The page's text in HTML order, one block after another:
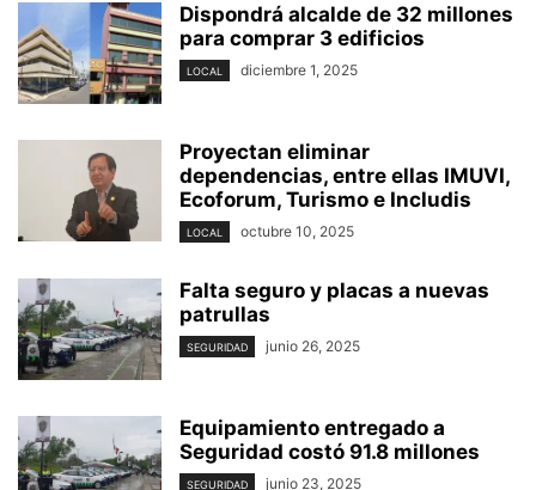
Dispondrá alcalde de 32 millones
para comprar 3 edificios
LOCAL diciembre 1, 2025
Proyectan eliminar
dependencias, entre ellas IMUVI,
Ecoforum, Turismo e Includis
LOCAL octubre 10, 2025
Falta seguro y placas a nuevas
patrullas
SEGURIDAD junio 26, 2025
Equipamiento entregado a
Seguridad costó 91.8 millones
SEGURIDAD junio 23, 2025